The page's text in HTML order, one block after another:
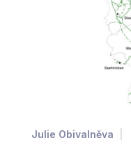
Julie Obivalněva